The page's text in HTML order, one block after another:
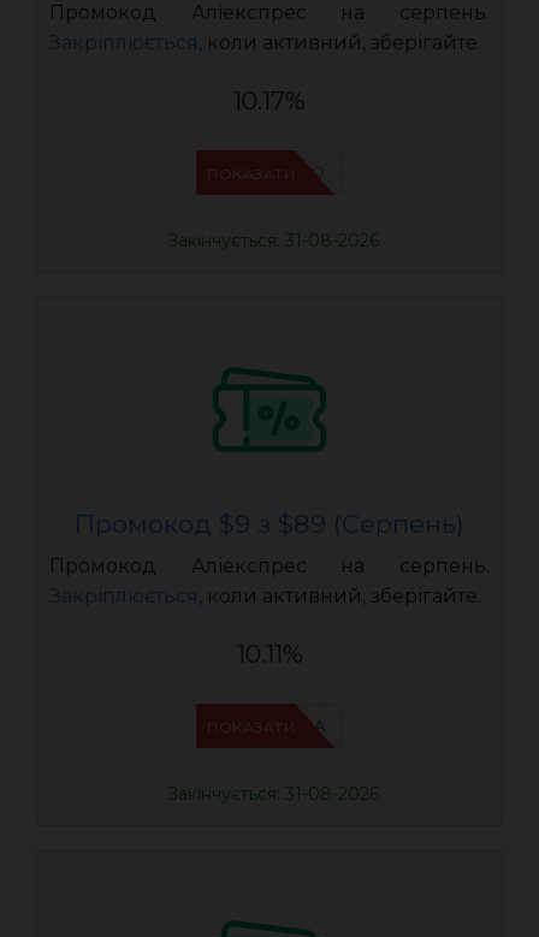
Промокод Аліекспрес на серпень.
Закріплюється, коли активний, зберігайте.
10.17%
IFPCFQQO
ПОКАЗАТИ
Закінчується: 31-08-2026
Промокод $9 з $89 (Серпень)
Промокод Аліекспрес на серпень.
Закріплюється, коли активний, зберігайте.
10.11%
IFPN6ZUA
ПОКАЗАТИ
Закінчується: 31-08-2026